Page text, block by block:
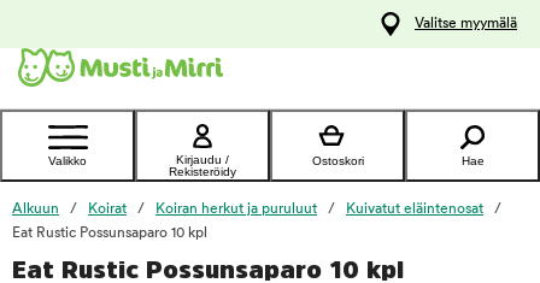
Ota yhteyttä
asiakaspalveluun
Valitse myymälä
Valikko
Kirjaudu /
Rekisteröidy
Ostoskori Hae
Alkuun Koirat Koiran herkut ja puruluut
Kuivatut eläintenosat
Eat Rustic Possunsaparo 10 kpl
Eat Rustic Possunsaparo 10 kpl
foo